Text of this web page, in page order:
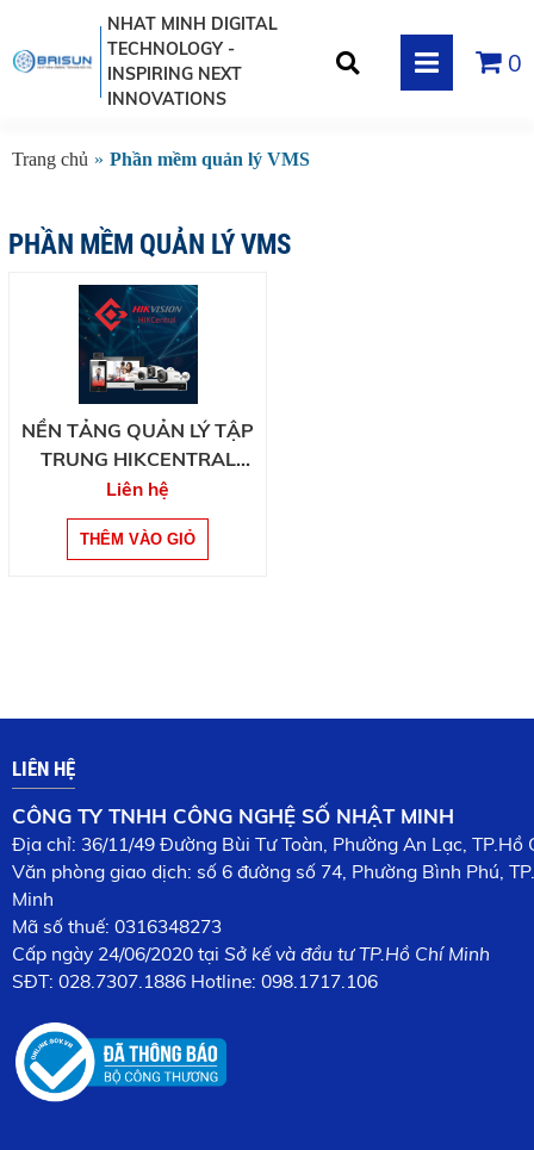
NHAT MINH DIGITAL
TECHNOLOGY -
INSPIRING NEXT
INNOVATIONS
0
Trang chủ » Phần mềm quản lý VMS
PHẦN MỀM QUẢN LÝ VMS
NỀN TẢNG QUẢN LÝ TẬP
TRUNG HIKCENTRAL
PROFESSIONAL
Liên hệ
LIÊN HỆ
CÔNG TY TNHH CÔNG NGHỆ SỐ NHẬT MINH
Địa chỉ: 36/11/49 Đường Bùi Tư Toàn, Phường An Lạc, TP.Hồ
Văn phòng giao dịch: số 6 đường số 74, Phường Bình Phú,
Minh
Mã số thuế: 0316348273
Cấp ngày 24/06/2020 tại Sở kế và đầu tư TP.Hồ Chí Minh
SĐT: 028.7307.1886 Hotline: 098.1717.106